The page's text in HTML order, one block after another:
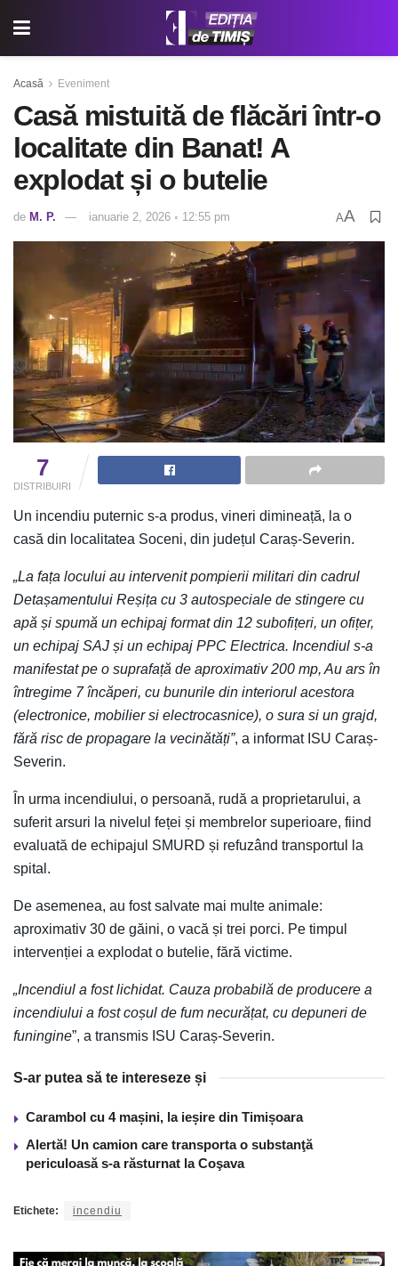
Acasă Eveniment
Casă mistuită de flăcări într-o
localitate din Banat! A
explodat și o butelie
de M. P. ianuarie 2, 2026 ◦ 12:55 pm AA
7
DISTRIBUIRI
Un incendiu puternic s-a produs, vineri dimineață, la o
casă din localitatea Soceni, din județul Caraș-Severin.
„La fața locului au intervenit pompierii militari din cadrul
Detașamentului Reșița cu 3 autospeciale de stingere cu
apă și spumă un echipaj format din 12 subofițeri, un ofițer,
un echipaj SAJ și un echipaj PPC Electrica. Incendiul s-a
manifestat pe o suprafață de aproximativ 200 mp, Au ars în
întregime 7 încăperi, cu bunurile din interiorul acestora
(electronice, mobilier si electrocasnice), o sura si un grajd,
fără risc de propagare la vecinătăți”, a informat ISU Caraș-
Severin.
În urma incendiului, o persoană, rudă a proprietarului, a
suferit arsuri la nivelul feței și membrelor superioare, fiind
evaluată de echipajul SMURD și refuzând transportul la
spital.
De asemenea, au fost salvate mai multe animale:
aproximativ 30 de găini, o vacă și trei porci. Pe timpul
intervenției a explodat o butelie, fără victime.
„Incendiul a fost lichidat. Cauza probabilă de producere a
incendiului a fost coșul de fum necurățat, cu depuneri de
funingine”, a transmis ISU Caraș-Severin.
S-ar putea să te intereseze și
Carambol cu 4 mașini, la ieșire din Timișoara
Alertă! Un camion care transporta o substanţă
periculoasă s-a răsturnat la Coşava
Etichete: incendiu